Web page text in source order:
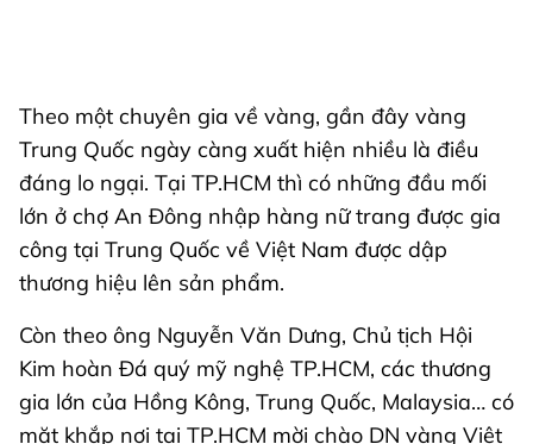
Theo một chuyên gia về vàng, gần đây vàng
Trung Quốc ngày càng xuất hiện nhiều là điều
đáng lo ngại. Tại TP.HCM thì có những đầu mối
lớn ở chợ An Đông nhập hàng nữ trang được gia
công tại Trung Quốc về Việt Nam được dập
thương hiệu lên sản phẩm.
Còn theo ông Nguyễn Văn Dưng, Chủ tịch Hội
Kim hoàn Đá quý mỹ nghệ TP.HCM, các thương
gia lớn của Hồng Kông, Trung Quốc, Malaysia… có
mặt khắp nơi tại TP.HCM mời chào DN vàng Việt